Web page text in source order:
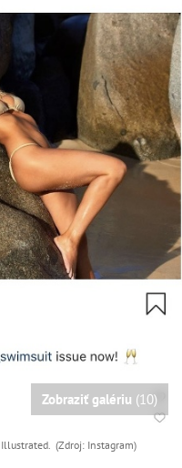
Zobraziť galériu (10)
(Zdroj: Instagram)